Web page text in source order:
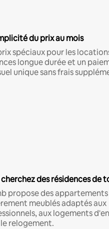
du prix au mois
spéciaux pour les
longue durée et un
unique sans frais
cherchez des résidences de
propose des appartements
meublés adaptés aux
aux logements
relogement.